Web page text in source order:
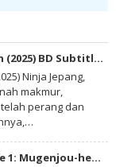
Under Ninja Live Action (2025) BD Subtitle Indonesia
Ninja Jepang,
makmur,
perang dan
Kimetsu no Yaiba Movie 1: Mugenjou-hen – Akaza Sairai BD Subtitle Indonesia